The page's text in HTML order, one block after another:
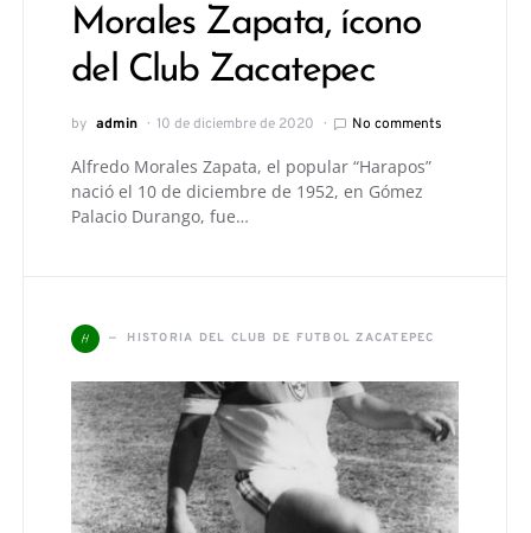
Morales Zapata, ícono
del Club Zacatepec
by admin 10 de diciembre de 2020 No comments
Alfredo Morales Zapata, el popular “Harapos”
nació el 10 de diciembre de 1952, en Gómez
Palacio Durango, fue…
H HISTORIA DEL CLUB DE FUTBOL ZACATEPEC